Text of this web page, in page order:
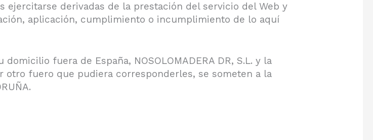
ejercitarse derivadas de la prestación del servicio del Web y
aplicación, cumplimiento o incumplimiento de lo aquí
fuera de España, NOSOLOMADERA DR, S.L. y la
otro fuero que pudiera corresponderles, se someten a la